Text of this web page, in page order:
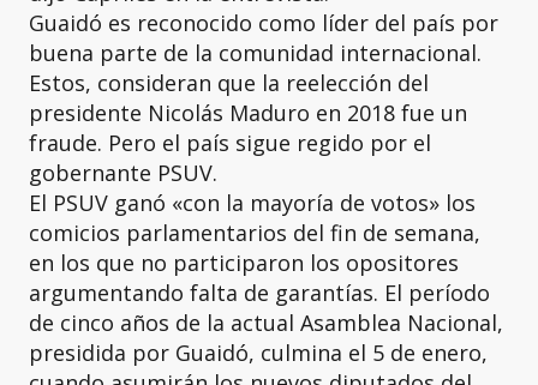
Guaidó es reconocido como líder del país por
buena parte de la comunidad internacional.
Estos, consideran que la reelección del
presidente Nicolás Maduro en 2018 fue un
fraude. Pero el país sigue regido por el
gobernante PSUV.
El PSUV ganó «con la mayoría de votos» los
comicios parlamentarios del fin de semana,
en los que no participaron los opositores
argumentando falta de garantías. El período
de cinco años de la actual Asamblea Nacional,
presidida por Guaidó, culmina el 5 de enero,